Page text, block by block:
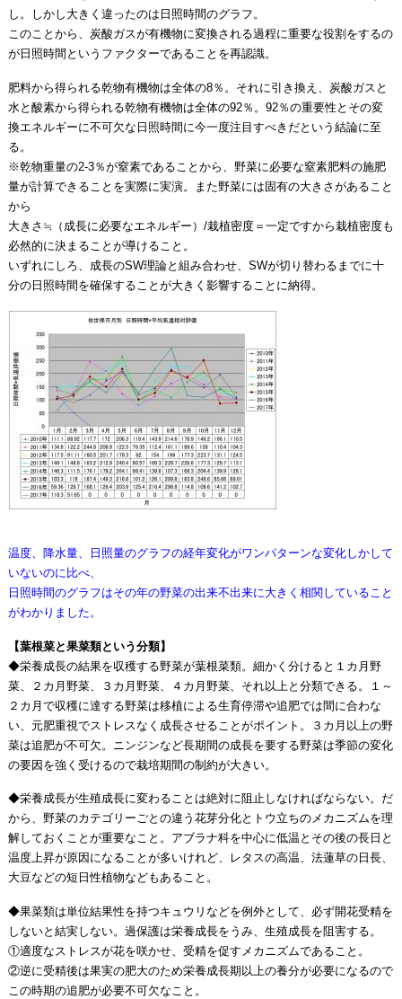
し。しかし大きく違ったのは日照時間のグラフ。
このことから、炭酸ガスが有機物に変換される過程に重要な役割をするの
が日照時間というファクターであることを再認識。
肥料から得られる乾物有機物は全体の8％。それに引き換え、炭酸ガスと
水と酸素から得られる乾物有機物は全体の92％。92％の重要性とその変
換エネルギーに不可欠な日照時間に今一度注目すべきだという結論に至
る。
※乾物重量の2-3％が窒素であることから、野菜に必要な窒素肥料の施肥
量が計算できることを実際に実演。また野菜には固有の大きさがあること
から
大きさ≒（成長に必要なエネルギー）/栽植密度＝一定ですから栽植密度も
必然的に決まることが導けること。
いずれにしろ、成長のSW理論と組み合わせ、SWが切り替わるまでに十
分の日照時間を確保することが大きく影響することに納得。
温度、降水量、日照量のグラフの経年変化がワンパターンな変化しかして
いないのに比べ、
日照時間のグラフはその年の野菜の出来不出来に大きく相関していること
がわかりました。
【葉根菜と果菜類という分類】
◆栄養成長の結果を収穫する野菜が葉根菜類。細かく分けると１カ月野
菜、２カ月野菜、３カ月野菜、４カ月野菜、それ以上と分類できる。１～
２カ月で収穫に達する野菜は移植による生育停滞や追肥では間に合わな
い、元肥重視でストレスなく成長させることがポイント。３カ月以上の野
菜は追肥が不可欠。ニンジンなど長期間の成長を要する野菜は季節の変化
の要因を強く受けるので栽培期間の制約が大きい。
◆栄養成長が生殖成長に変わることは絶対に阻止しなければならない。だ
から、野菜のカテゴリーごとの違う花芽分化とトウ立ちのメカニズムを理
解しておくことが重要なこと。アブラナ科を中心に低温とその後の長日と
温度上昇が原因になることが多いけれど、レタスの高温、法蓮草の日長、
大豆などの短日性植物などもあること。
◆果菜類は単位結果性を持つキュウリなどを例外として、必ず開花受精を
しないと結実しない。過保護は栄養成長をうみ、生殖成長を阻害する。
①適度なストレスが花を咲かせ、受精を促すメカニズムであること。
②逆に受精後は果実の肥大のため栄養成長期以上の養分が必要になるので
この時期の追肥が必要不可欠なこと。